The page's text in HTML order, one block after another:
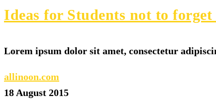
Ideas for Students not to
Lorem ipsum dolor sit amet, consectetur
allinoon.com
18 August 2015